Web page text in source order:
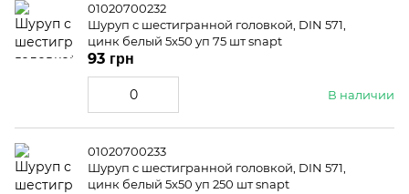
01020700232
Шуруп с шестигранной головкой, DIN 571,
цинк белый 5x50 уп 75 шт snapt
В наличии
93 грн
01020700233
Шуруп с шестигранной головкой, DIN 571,
цинк белый 5x50 уп 250 шт snapt